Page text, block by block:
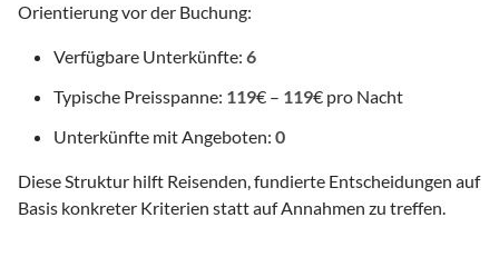
Orientierung vor der Buchung:
Verfügbare Unterkünfte: 6
Typische Preisspanne: 119€ – 119€ pro Nacht
Unterkünfte mit Angeboten: 0
Diese Struktur hilft Reisenden, fundierte Entscheidungen auf
Basis konkreter Kriterien statt auf Annahmen zu treffen.